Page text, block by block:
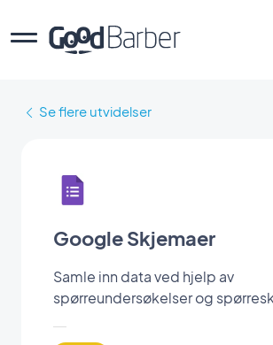
Se flere utvidelser
Google Skjemaer
Samle inn data ved hjelp av
spørreundersøkelser og